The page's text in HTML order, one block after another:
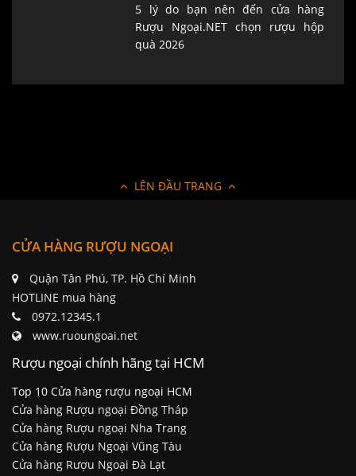
5 lý do bạn nên đến cửa hàng
Rượu Ngoại.NET chọn rượu hộp
quà 2026
LÊN ĐẦU TRANG
CỬA HÀNG RƯỢU NGOẠI
Quận Tân Phú, TP. Hồ Chí Minh
HOTLINE mua hàng
0972.12345.1
www.ruoungoai.net
Rượu ngoại chính hãng tại HCM
Top 10 Cửa hàng rượu ngoại HCM
Cửa hàng Rượu ngoại Đồng Tháp
Cửa hàng Rượu ngoại Nha Trang
Cửa hàng Rượu Ngoại Vũng Tàu
Cửa hàng Rượu Ngoại Đà Lạt